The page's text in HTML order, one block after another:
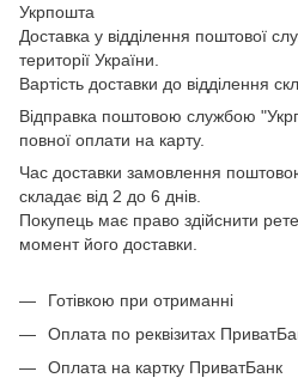
Укрпошта
Доставка у відділення поштової
території України.
Вартість доставки до відділення
Відправка поштовою службою
повної оплати на карту.
Час доставки замовлення
складає від 2 до 6 днів.
Покупець має право здійснити
момент його доставки.
Готівкою при отриманні
Оплата по реквізитах
Оплата на картку ПриватБанк